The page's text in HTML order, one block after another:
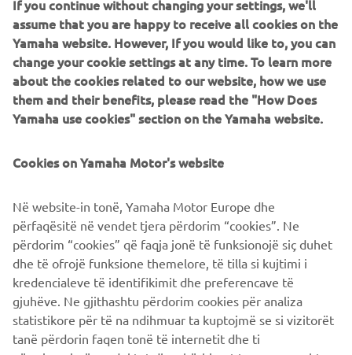
Motogadget Pro e il faro anteriore a LED disegnato da
Baja identificano infine la linea da vera Racing di questo
incredibile mezzo.
If you continue without changing your settings, we'll
assume that you are happy to receive all cookies on the
Yamaha website. However, If you would like to, you can
change your cookie settings at any time. To learn more
about the cookies related to our website, how we use
them and their benefits, please read the "How Does
Yamaha use cookies" section on the Yamaha website.
Cookies on Yamaha Motor's website
Në website-in tonë, Yamaha Motor Europe dhe
përfaqësitë në vendet tjera përdorim “cookies”. Ne
përdorim “cookies” që faqja jonë të funksionojë siç duhet
dhe të ofrojë funksione themelore, të tilla si kujtimi i
kredencialeve të identifikimit dhe preferencave të
gjuhëve. Ne gjithashtu përdorim cookies për analiza
statistikore për të na ndihmuar ta kuptojmë se si vizitorët
tanë përdorin faqen tonë të internetit dhe ti